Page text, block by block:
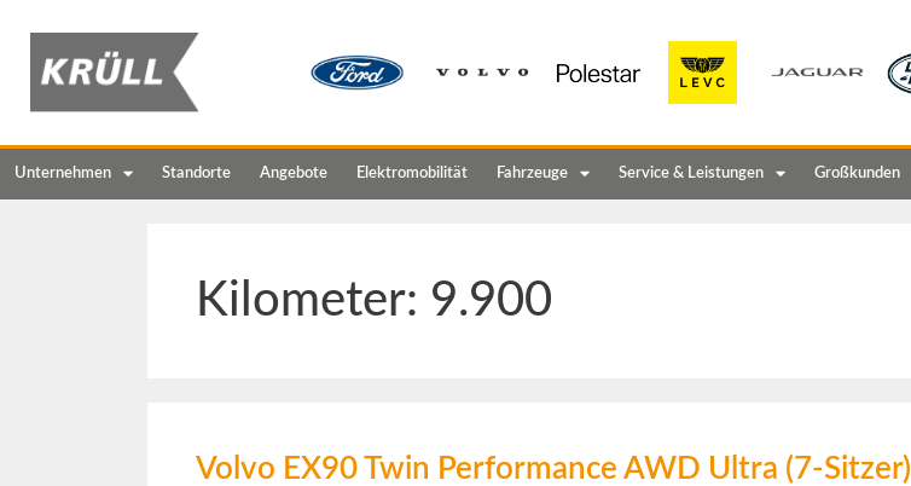
Unternehmen Standorte Angebote Elektromobilität Fahrzeuge Service & Leistungen Großkunden
Kilometer: 9.900
Volvo EX90 Twin Performance AWD Ultra (7-Sitzer)